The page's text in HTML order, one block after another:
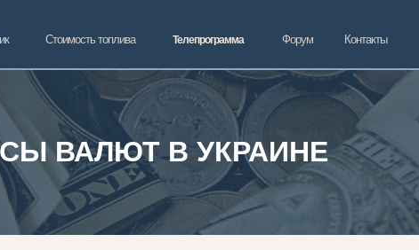
Стоимость топлива Телепрограмма Форум Контакты
ВАЛЮТ В УКРАИНЕ